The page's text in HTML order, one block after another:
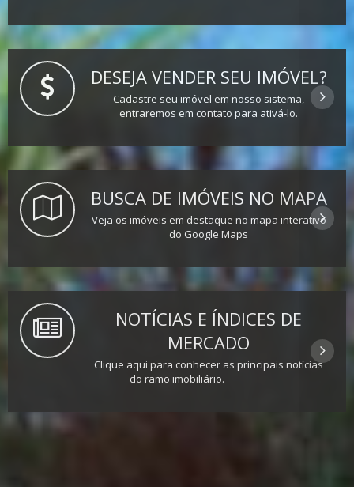
DESEJA VENDER SEU IMÓVEL?
Cadastre seu imóvel em nosso sistema,
entraremos em contato para ativá-lo.
BUSCA DE IMÓVEIS NO MAPA
Veja os imóveis em destaque no mapa interativo
do Google Maps
NOTÍCIAS E ÍNDICES DE
MERCADO
Clique aqui para conhecer as principais notícias
do ramo imobiliário.